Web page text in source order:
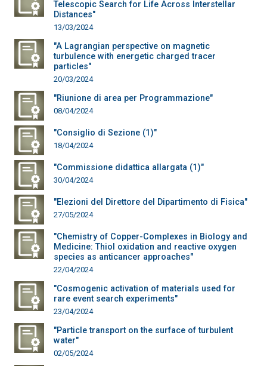
Telescopic Search for Life Across Interstellar
Distances"
13/03/2024
"A Lagrangian perspective on magnetic
turbulence with energetic charged tracer
particles"
20/03/2024
"Riunione di area per Programmazione"
08/04/2024
"Consiglio di Sezione (1)"
18/04/2024
"Commissione didattica allargata (1)"
30/04/2024
"Elezioni del Direttore del Dipartimento di Fisica"
27/05/2024
"Chemistry of Copper-Complexes in Biology and
Medicine: Thiol oxidation and reactive oxygen
species as anticancer approaches"
22/04/2024
"Cosmogenic activation of materials used for
rare event search experiments"
23/04/2024
"Particle transport on the surface of turbulent
water"
02/05/2024